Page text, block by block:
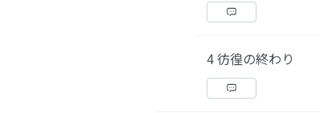
4 彷徨の終わり